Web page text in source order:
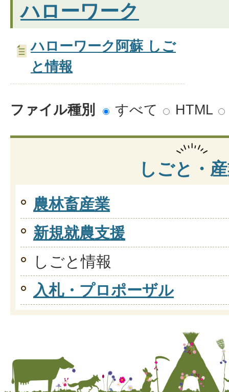
ハローワーク
ハローワーク阿蘇 しご
と情報
ファイル種別 すべて HTML
しごと・
農林畜産業
新規就農支援
しごと情報
入札・プロポーザル